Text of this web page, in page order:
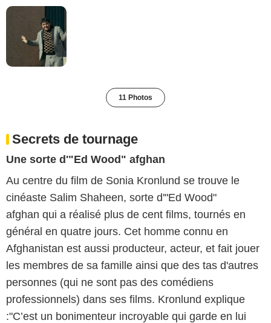
11 Photos
Secrets de tournage
Une sorte d'"Ed Wood" afghan
Au centre du film de Sonia Kronlund se trouve le
cinéaste Salim Shaheen, sorte d'"Ed Wood"
afghan qui a réalisé plus de cent films, tournés en
général en quatre jours. Cet homme connu en
Afghanistan est aussi producteur, acteur, et fait jouer
les membres de sa famille ainsi que des tas d'autres
personnes (qui ne sont pas des comédiens
professionnels) dans ses films. Kronlund explique
:"C’est un bonimenteur incroyable qui garde en lui